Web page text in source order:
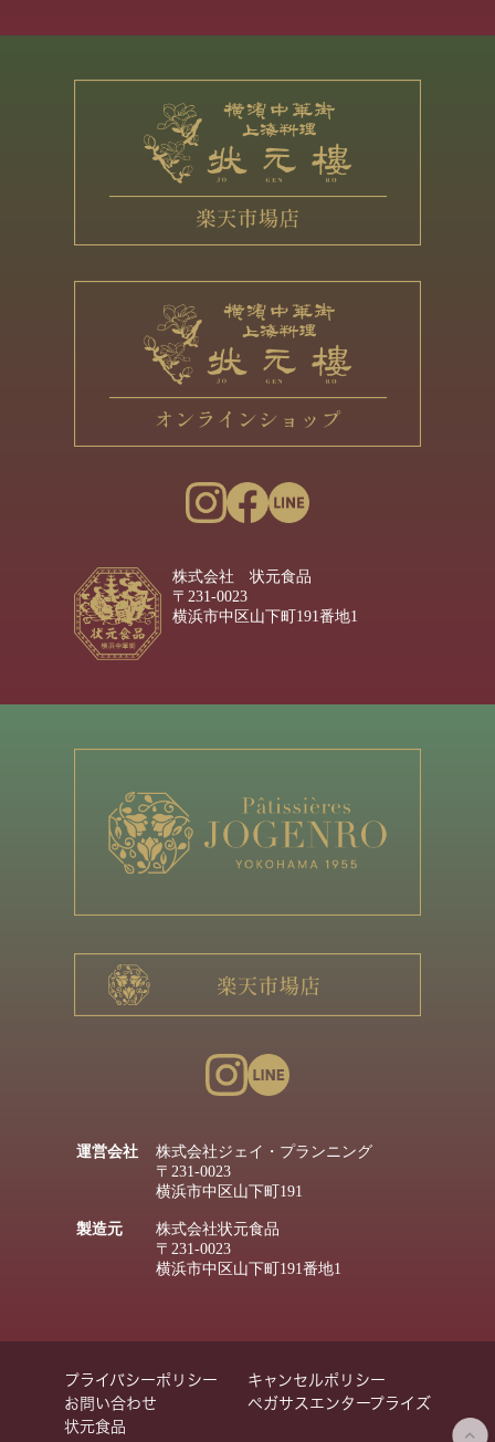
株式会社 状元食品
〒231-0023
横浜市中区山下町191番地1
運営会社
株式会社ジェイ・プランニング
〒231-0023
横浜市中区山下町191
製造元
株式会社状元食品
〒231-0023
横浜市中区山下町191番地1
プライバシーポリシー
キャンセルポリシー
お問い合わせ
ペガサスエンタープライズ
状元食品